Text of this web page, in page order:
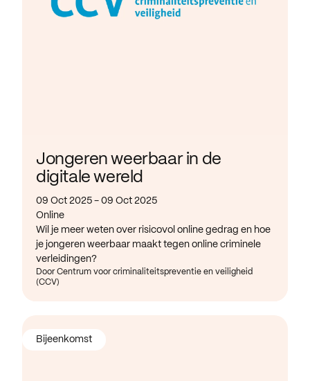
Jongeren weerbaar in de
digitale wereld
09 Oct 2025 - 09 Oct 2025
Online
Wil je meer weten over risicovol online gedrag en hoe
je jongeren weerbaar maakt tegen online criminele
verleidingen?
Door Centrum voor criminaliteitspreventie en veiligheid
(CCV)
Bijeenkomst